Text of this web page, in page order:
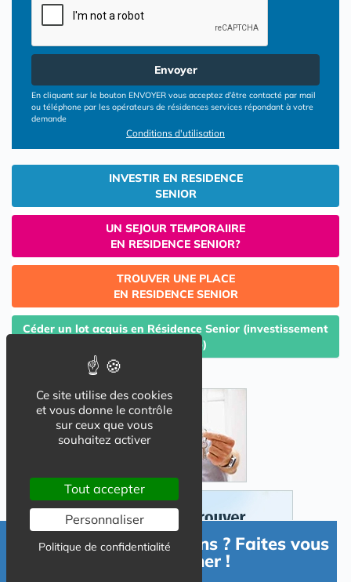
Envoyer
En cliquant sur le bouton ENVOYER vous acceptez d’être contacté par mail
ou téléphone par les opérateurs de résidences services répondant à votre
demande
Conditions d'utilisation
INVESTIR EN RESIDENCE
SENIOR
UN SEJOUR TEMPORAIIRE
EN RESIDENCE SENIOR?
TROUVER UNE PLACE
EN RESIDENCE SENIOR
Céder un lot acquis en Résidence Senior (investissement
Lmp/Lmnp)
Besoin d'informations ? Faites vous
accompagner !
Ce site utilise des cookies
et vous donne le contrôle
sur ceux que vous
souhaitez activer
Tout accepter
Personnaliser
Politique de confidentialité